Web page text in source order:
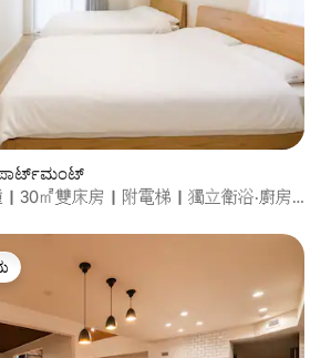
30㎡雙床房｜附電梯｜獨立衛浴·廚房·